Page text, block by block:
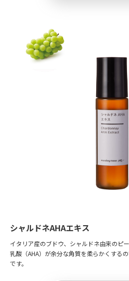
シャルドネAHAエキス
イタリア産のブドウ、シャルドネ由来のピー
乳酸（AHA）が余分な角質を柔らかくする
です。